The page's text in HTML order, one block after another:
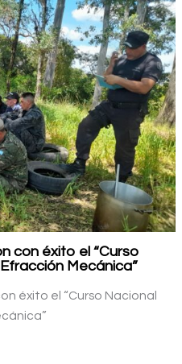
con éxito el “Curso
Mecánica”
éxito el “Curso Nacional